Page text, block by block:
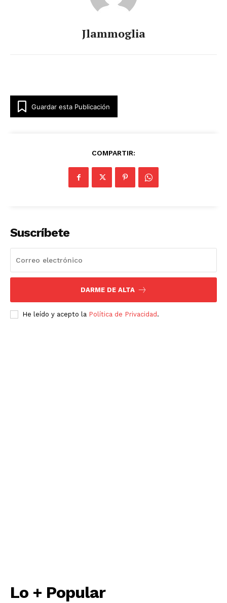
Jlammoglia
Guardar esta Publicación
COMPARTIR:
Suscríbete
DARME DE ALTA
He leído y acepto la Política de Privacidad .
Lo + Popular